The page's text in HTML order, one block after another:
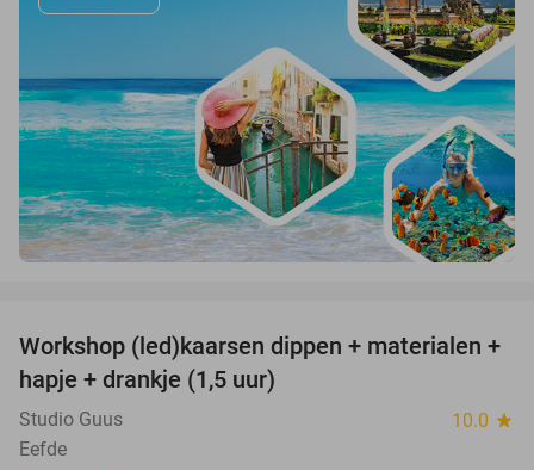
50%
Workshop (led)kaarsen dippen + materialen +
hapje + drankje (1,5 uur)
Studio Guus 10.0 star
Eefde